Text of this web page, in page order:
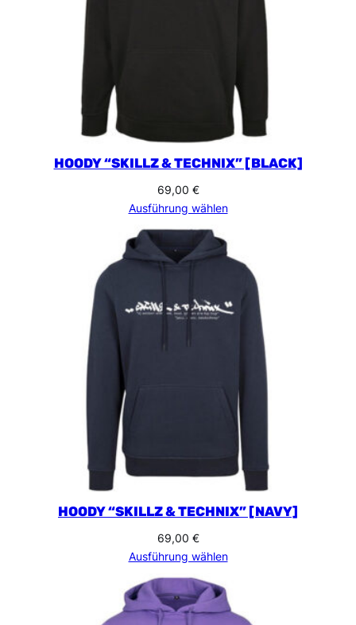
HOODY “SKILLZ & TECHNIX” [BLACK]
69,00 €
Ausführung wählen
HOODY “SKILLZ & TECHNIX” [NAVY]
69,00 €
Ausführung wählen